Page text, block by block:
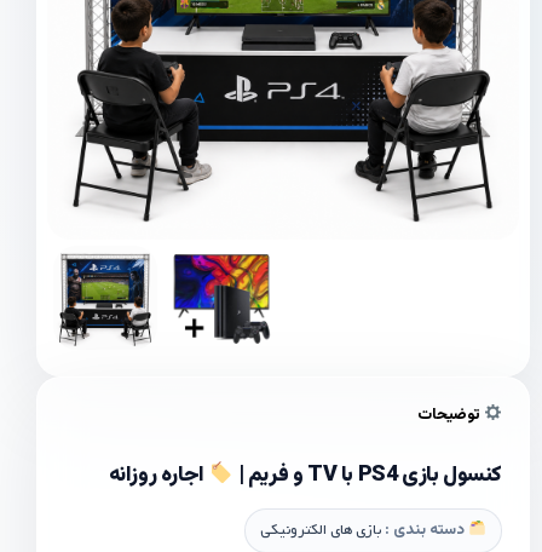
توضیحات
کنسول بازی PS4 با TV و فریم | اجاره روزانه
دسته بندی : بازی های الکترونیکی